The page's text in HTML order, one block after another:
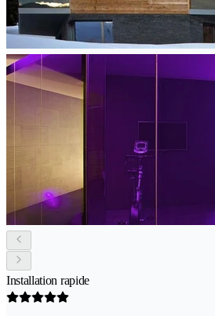
Installation rapide